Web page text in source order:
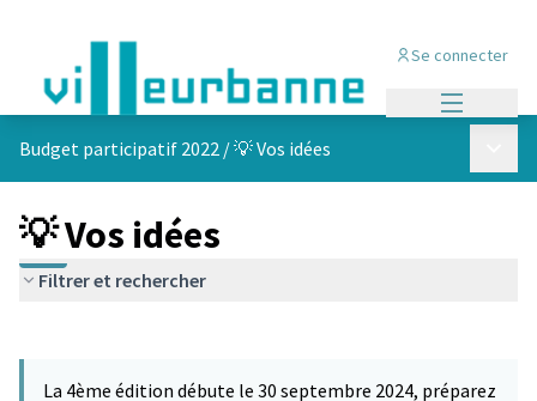
Se connecter
Budget participatif 2022 /💡 Vos idées
💡 Vos idées
Filtrer et rechercher
La 4ème édition débute le 30 septembre 2024, préparez